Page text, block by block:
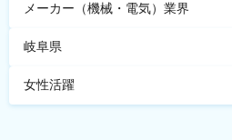
メーカー（機械・電気）業界
岐阜県
女性活躍